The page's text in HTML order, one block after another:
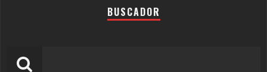
BUSCADOR